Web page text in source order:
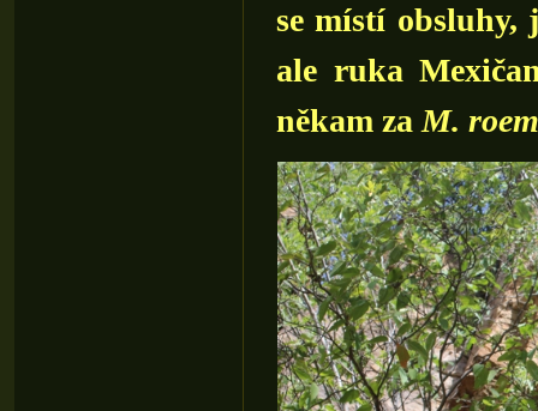
se místí obsluhy,
ale ruka
někam za M.